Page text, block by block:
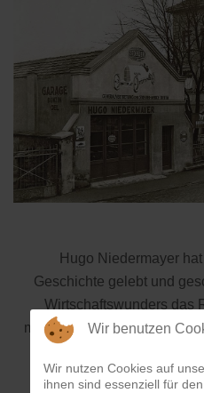
Hugo Niedermayer
Geschichte gelebt und
Wirtschaftswunders das
möglich war. Neue
Menschen, die Welt zu
Wir benutzen
Wir nutzen Cookies auf
ihnen sind essenziell für